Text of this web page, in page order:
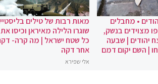
• מחבלים
מצוידים בנשק,
יהודים | שבעה
| השם יקום דמם
מאות רבות של טילים
שוגרו הלילה מאיראן וכיסו את
כל שטח ישראל | מה קרה-
אחר דקה
אלי שפירא